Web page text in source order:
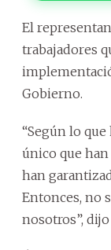
El
trabajadores
Gobierno.
“Según lo
único que han
han
Entonces, no
nosotros”,